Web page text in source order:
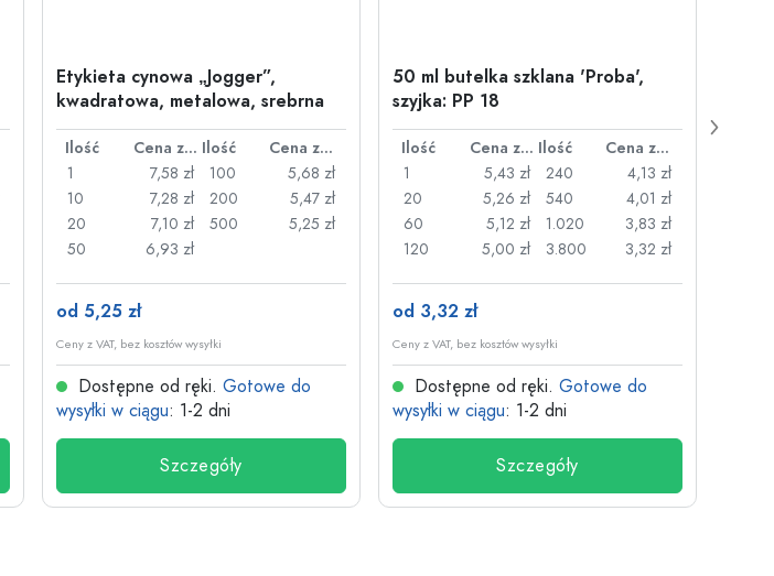
Etykieta cynowa „Jogger”,
kwadratowa, metalowa, srebrna
Ilość Cena za sztukę Ilość
Cena za sztukę
1
7,58 zł
10
7,28 zł
20
7,10 zł
50
6,93 zł
100
5,68 zł
200
5,47 zł
500
5,25 zł
od 5,25 zł
Ceny z VAT, bez kosztów wysyłki
Dostępne od ręki. Gotowe do
wysyłki w ciągu: 1-2 dni
Szczegóły
50 ml butelka szklana 'Proba',
szyjka: PP 18
Ilość Cena za sztukę Ilość
Cena za sztukę
1
5,43 zł
20
5,26 zł
60
5,12 zł
120
5,00 zł
240
4,13 zł
540
4,01 zł
1.020
3,83 zł
3.800
3,32 zł
od 3,32 zł
Ceny z VAT, bez kosztów wysyłki
Dostępne od ręki. Gotowe do
wysyłki w ciągu: 1-2 dni
Szczegóły